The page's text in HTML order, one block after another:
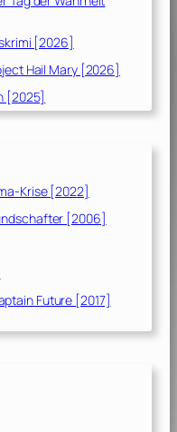
[2026]
Hail Mary [2026]
[2025]
Krise [2022]
[2006]
Future [2017]